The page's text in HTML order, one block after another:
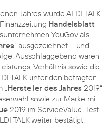
Jahres wurde ALDI TALK
Handelsblatt
YouGov als
“ ausgezeichnet – und
Ausschlaggebend waren
Verhältnis sowie die
TALK unter den befragten
„Hersteller des Jahres 2019“
sowie zur Marke mit
2019 im ServiceValue-Test
TALK weiter bestätigt.